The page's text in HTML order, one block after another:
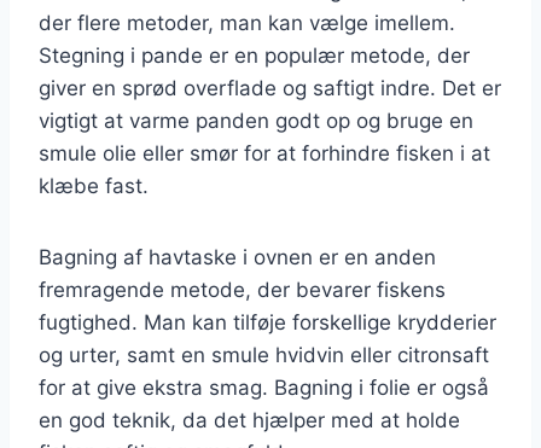
der flere metoder, man kan vælge imellem.
Stegning i pande er en populær metode, der
giver en sprød overflade og saftigt indre. Det er
vigtigt at varme panden godt op og bruge en
smule olie eller smør for at forhindre fisken i at
klæbe fast.
Bagning af havtaske i ovnen er en anden
fremragende metode, der bevarer fiskens
fugtighed. Man kan tilføje forskellige krydderier
og urter, samt en smule hvidvin eller citronsaft
for at give ekstra smag. Bagning i folie er også
en god teknik, da det hjælper med at holde